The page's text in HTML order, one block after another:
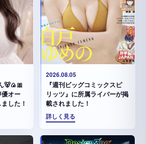
🐻🍙🎀
オー
した！
2026.08.05
『週刊ビッグコミックスピ
リッツ』に所属ライバーが掲
載されました！
詳しく見る